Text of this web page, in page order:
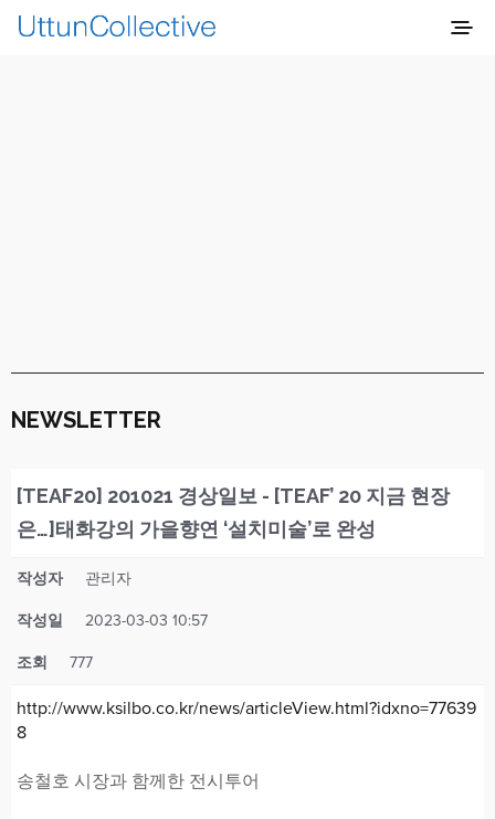
NEWSLETTER
[TEAF20] 201021 경상일보 - [TEAF’ 20 지금 현장
은…]태화강의 가을향연 ‘설치미술’로 완성
작성자 관리자
작성일 2023-03-03 10:57
조회 777
http://www.ksilbo.co.kr/news/articleView.html?idxno=77639
8
송철호 시장과 함께한 전시투어